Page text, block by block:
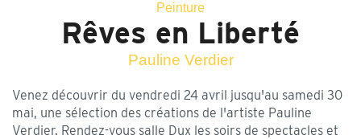
Peinture
Rêves en Liberté
Pauline Verdier
Venez découvrir du vendredi 24 avril jusqu'au samedi 30
mai, une sélection des créations de l'artiste Pauline
Verdier. Rendez-vous salle Dux les soirs de spectacles et